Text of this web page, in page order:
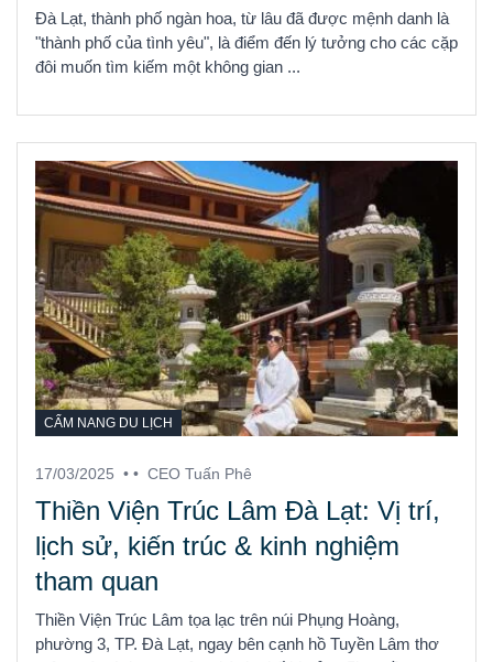
Đà Lạt, thành phố ngàn hoa, từ lâu đã được mệnh danh là
"thành phố của tình yêu", là điểm đến lý tưởng cho các cặp
đôi muốn tìm kiếm một không gian ...
CẨM NANG DU LỊCH
17/03/2025 • • CEO Tuấn Phê
Thiền Viện Trúc Lâm Đà Lạt: Vị trí,
lịch sử, kiến trúc & kinh nghiệm
tham quan
Thiền Viện Trúc Lâm tọa lạc trên núi Phụng Hoàng,
phường 3, TP. Đà Lạt, ngay bên cạnh hồ Tuyền Lâm thơ